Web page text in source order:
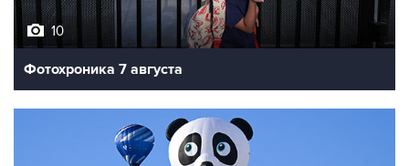
10
Фотохроника 7 августа